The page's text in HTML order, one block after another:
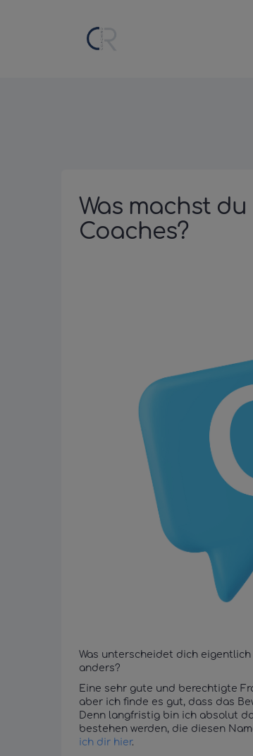
Was machst
Coaches?
Was unterscheidet dich
anders?
Eine sehr gute und berechtigte
aber ich finde es gut, dass das
Denn langfristig bin ich absolut
bestehen werden, die diesen
ich dir hier.